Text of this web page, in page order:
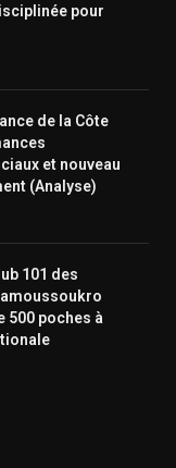
pour
de la Côte
et nouveau
(Analyse)
101 des
500 poches à